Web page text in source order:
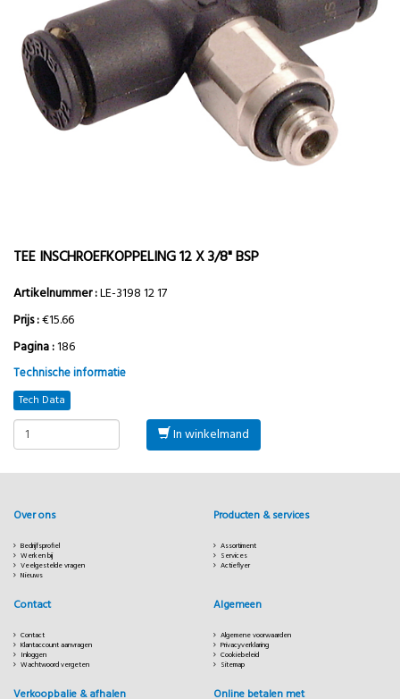
TEE INSCHROEFKOPPELING 12 X 3/8" BSP
Artikelnummer :LE-3198 12 17
Prijs :€15.66
Pagina :186
Technische informatie
Tech Data
In winkelmand
Over ons
Bedrijfsprofiel
Werken bij
Veelgestelde vragen
Nieuws
Producten & services
Assortiment
Services
Actieflyer
Contact
Contact
Klantaccount aanvragen
Inloggen
Wachtwoord vergeten
Algemeen
Algemene voorwaarden
Privacyverklaring
Cookiebeleid
Sitemap
Verkoopbalie & afhalen Online betalen met